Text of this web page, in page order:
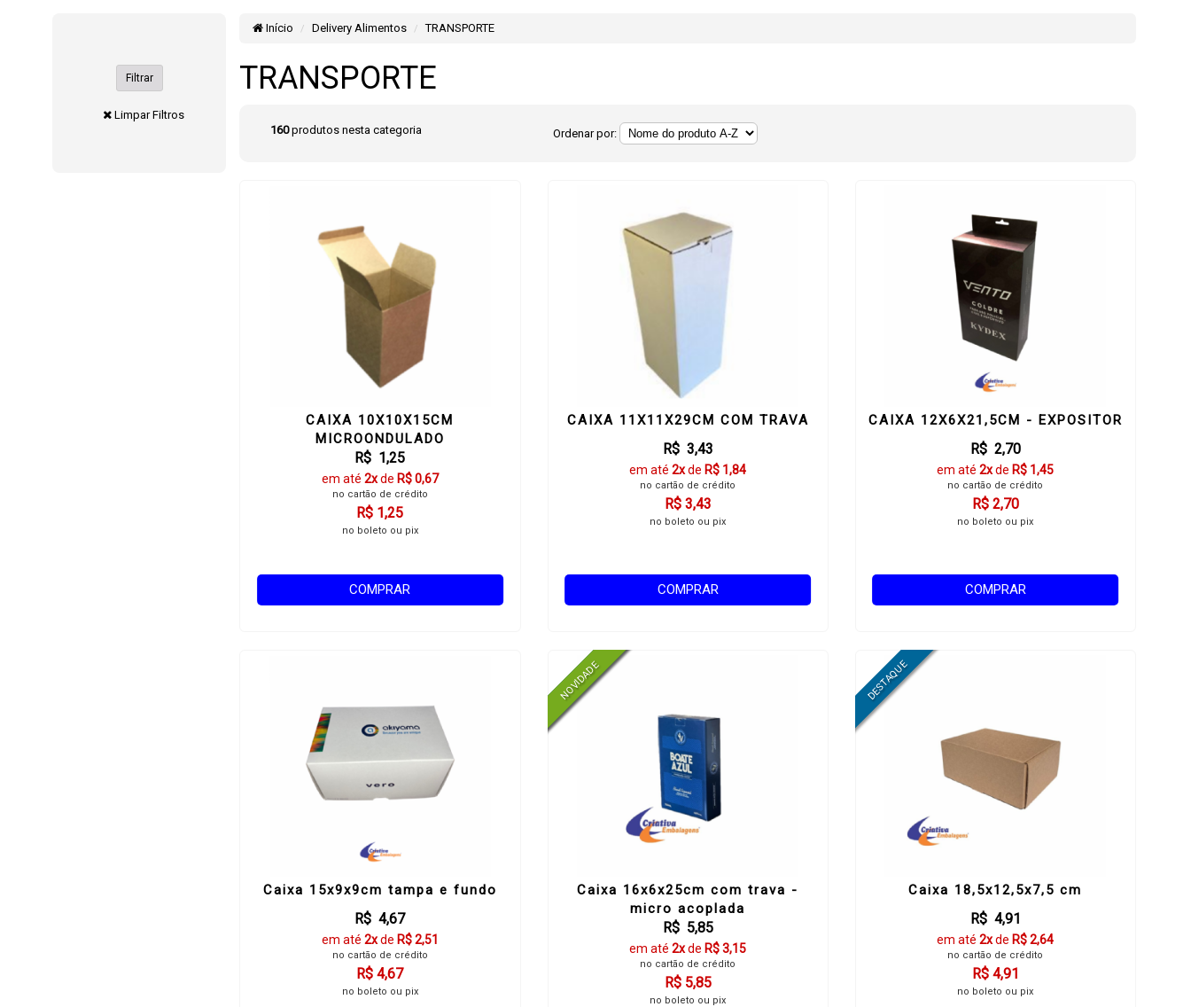
Filtrar
Limpar Filtros
Início Delivery Alimentos TRANSPORTE
TRANSPORTE
160produtos nesta categoria Ordenar por:
CAIXA 10X10X15CM
MICROONDULADO
R$ 1,25
em até 2xde R$ 0,67
no cartão de crédito
R$ 1,25
no boleto ou pix
COMPRAR
CAIXA 11X11X29CM COM TRAVA
R$ 3,43
em até2xde R$ 1,84
no cartão de crédito
R$ 3,43
no boleto ou pix
COMPRAR
CAIXA 12X6X21,5CM - EXPOSITOR
R$ 2,70
em até2xde R$ 1,45
no cartão de crédito
R$ 2,70
no boleto ou pix
COMPRAR
Caixa 15x9x9cm tampa e fundo
R$ 4,67
em até 2xde R$ 2,51
no cartão de crédito
R$ 4,67
no boleto ou pix
Caixa 16x6x25cm com trava -
micro acoplada
R$ 5,85
em até2xde R$ 3,15
no cartão de crédito
R$ 5,85
no boleto ou pix
Caixa 18,5x12,5x7,5 cm
R$ 4,91
em até2xde R$ 2,64
no cartão de crédito
R$ 4,91
no boleto ou pix